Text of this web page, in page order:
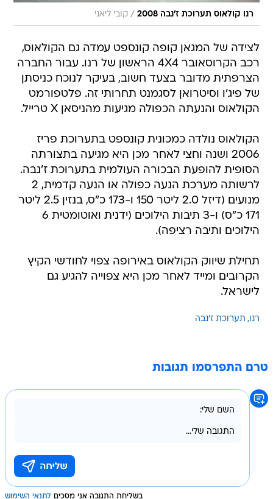
רנו קולאוס תערוכת ז'נבה 2008 / קובי ליאני
לצידה של המגאן קופה קונספט עמדה גם הקולאוס,
רכב הקרוסאובר 4X4 הראשון של רנו. עבור החברה
הצרפתית מדובר בצעד חשוב, בעיקר לנוכח כניסתן
של פיג'ו וסיטרואן לסגמנט תחרותי זה. פלטפורמט
הקולאוס והנעתה הכפולה מגיעות מהניסאן X טרייל.
הקולאוס נולדה כמכונית קונספט בתערוכת פריז
2006 ושנה וחצי לאחר מכן היא מגיעה בתצורתה
הסופית להופעת הבכורה העולמית בתערוכת ז'נבה.
לרשותה מערכת הנעה כפולה או הנעה קדמית, 2
מנועים (דיזל 2.0 ליטר 150 ו-173 כ"ס, בנזין 2.5 ליטר
171 כ"ס) ו-3 תיבות הילוכים (ידנית ואוטומטית 6
הילוכים ותיבה רציפה).
תחילת שיווק הקולאוס באירופה צפוי לחודשי הקיץ
הקרובים ומייד לאחר מכן היא צפוייה להגיע גם
לישראל.
רנו תערוכת ז'נבה
טרם התפרסמו תגובות
בשליחת התגובה אני מסכים לתנאי השימוש